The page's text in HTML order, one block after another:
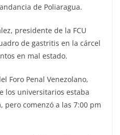
de Poliaragua.
presidente de la FCU
de gastritis en la cárcel
en mal estado.
Foro Penal Venezolano,
los universitarios estaba
pero comenzó a las 7:00 pm